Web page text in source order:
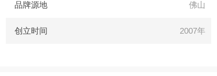
品牌源地 佛山
创立时间 2007年